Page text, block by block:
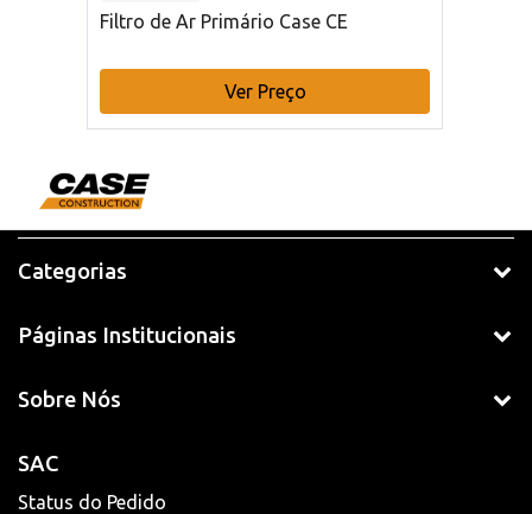
Filtro de Ar Primário Case CE
Ver Preço
Categorias
Páginas Institucionais
Sobre Nós
SAC
Status do Pedido